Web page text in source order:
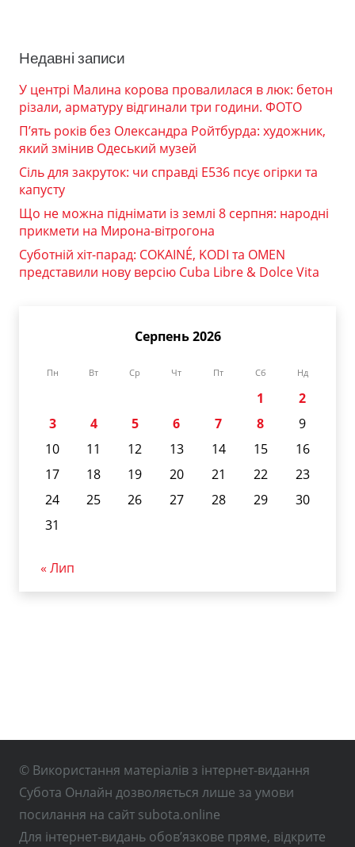
Недавні записи
У центрі Малина корова провалилася в люк: бетон
різали, арматуру відгинали три години. ФОТО
П’ять років без Олександра Ройтбурда: художник,
який змінив Одеський музей
Сіль для закруток: чи справді Е536 псує огірки та
капусту
Що не можна піднімати із землі 8 серпня: народні
прикмети на Мирона-вітрогона
Суботній хіт-парад: COKAINÉ, KODI та OMEN
представили нову версію Cuba Libre & Dolce Vita
Серпень 2026
Пн Вт Ср Чт Пт Сб Нд
1
2
3
4 5 6 7 8
9
10
11 12 13 14 15
16
17
18 19 20 21 22
23
24
25 26 27 28 29
30
31
« Лип
© Використання матеріалів з інтернет-видання
Субота Онлайн дозволяється лише за умови
посилання на сайт subota.online
Для інтернет-видань обов’язкове пряме, відкрите